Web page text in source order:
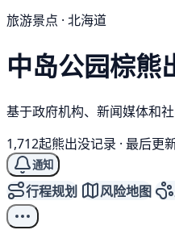
旅游景点 · 北海道
中岛公园棕熊
基于政府机构、新闻媒体和
1,712起熊出没记录 · 最后更
通知
行程规划 风险地图